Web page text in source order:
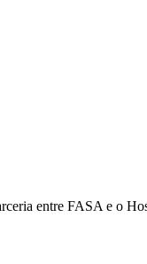
entre FASA e o